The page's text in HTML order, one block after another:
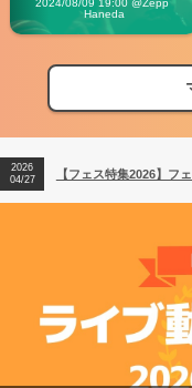
2024/08/09 19:00 @Zepp
Haneda
【フェス特集2026】フ
【ライブ動員ランキン
2026
04/27
【フェス特集2026】フ
2026